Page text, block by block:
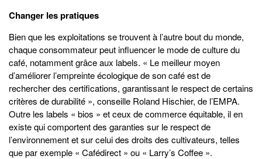
Changer les pratiques
Bien que les exploitations se trouvent à l’autre bout du monde,
chaque consommateur peut influencer le mode de culture du
café, notamment grâce aux labels. « Le meilleur moyen
d’améliorer l’empreinte écologique de son café est de
rechercher des certifications, garantissant le respect de certains
critères de durabilité », conseille Roland Hischier, de l’EMPA.
Outre les labels « bios » et ceux de commerce équitable, il en
existe qui comportent des garanties sur le respect de
l’environnement et sur celui des droits des cultivateurs, telles
que par exemple « Cafédirect » ou « Larry’s Coffee ».